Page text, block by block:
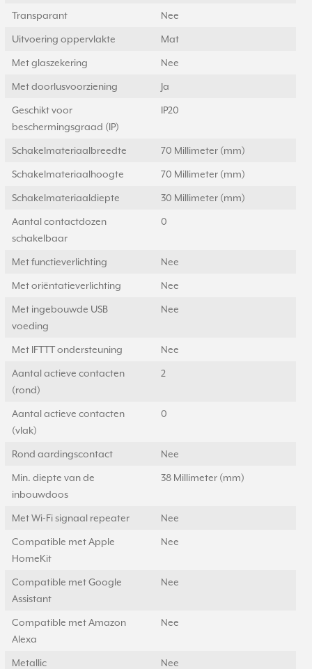
Transparant Nee
Uitvoering oppervlakte Mat
Met glaszekering Nee
Met doorlusvoorziening Ja
Geschikt voor
beschermingsgraad (IP)
IP20
Schakelmateriaalbreedte 70 Millimeter (mm)
Schakelmateriaalhoogte 70 Millimeter (mm)
Schakelmateriaaldiepte 30 Millimeter (mm)
Aantal contactdozen
schakelbaar
0
Met functieverlichting Nee
Met oriëntatieverlichting Nee
Met ingebouwde USB
voeding
Nee
Met IFTTT ondersteuning Nee
Aantal actieve contacten
(rond)
2
Aantal actieve contacten
(vlak)
0
Rond aardingscontact Nee
Min. diepte van de
inbouwdoos
38 Millimeter (mm)
Met Wi-Fi signaal repeater Nee
Compatible met Apple
HomeKit
Nee
Compatible met Google
Assistant
Nee
Compatible met Amazon
Alexa
Nee
Metallic Nee